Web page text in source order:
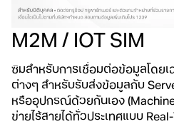
M2M / IOT SIM
ซิมสำหรับการเชื่อมต่อข้อมูลโดย
ต่างๆ สำหรับรับส่งข้อมูลกับ
หรืออุปกรณ์ด้วยกันเอง
ข่ายไร้สายได้ทั่วประเทศแบบ